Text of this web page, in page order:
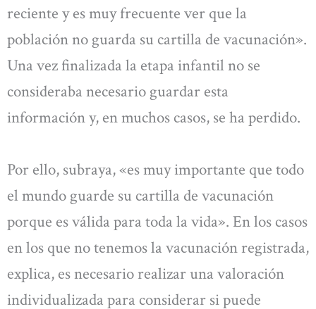
reciente y es muy frecuente ver que la
población no guarda su cartilla de vacunación».
Una vez finalizada la etapa infantil no se
consideraba necesario guardar esta
información y, en muchos casos, se ha perdido.
Por ello, subraya, «es muy importante que todo
el mundo guarde su cartilla de vacunación
porque es válida para toda la vida». En los casos
en los que no tenemos la vacunación registrada,
explica, es necesario realizar una valoración
individualizada para considerar si puede